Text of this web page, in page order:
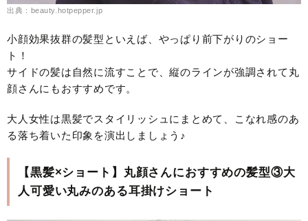
出典：beauty.hotpepper.jp
小顔効果抜群の髪型といえば、やっぱり前下がりのショー
ト！
サイドの髪は自然に流すことで、縦のラインが強調されて丸
顔さんにもおすすめです。
大人女性は黒髪でスタイリッシュにまとめて、こなれ感のあ
る落ち着いた印象を演出しましょう♪
【黒髪×ショート】丸顔さんにおすすめの髪型③大
人可愛い丸みのある耳掛けショート